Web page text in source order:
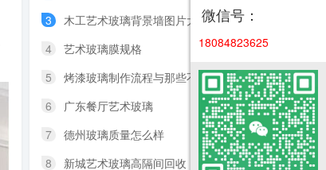
3
木工艺术玻璃背景墙图片大全
4
艺术玻璃膜规格
5
烤漆玻璃制作流程与那些不足
6
广东餐厅艺术玻璃
7
德州玻璃质量怎么样
8
新城艺术玻璃高隔间回收
微信号：
18084823625